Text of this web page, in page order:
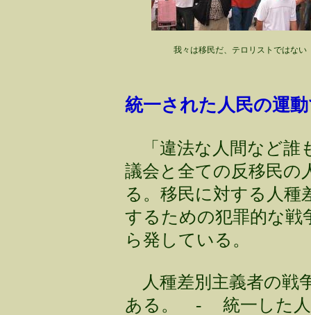
我々は移民だ、テロリストではない
統一された人民の運
「違法な人間など誰
議会と全ての反移民の
る。移民に対する人種
するための犯罪的な戦
ら発している。
人種差別主義者の戦
ある。 - 統一した人